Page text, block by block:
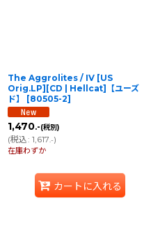
The Aggrolites / IV [US
Orig.LP][CD | Hellcat]【ユーズ
ド】
[80505-2]
1,470.-(税別)
(税込: 1,617.-)
在庫わずか
カートに入れる